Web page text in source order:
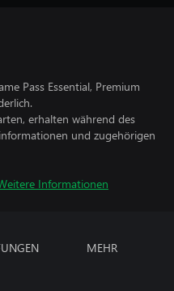
Pass Essential, Premium
erhalten während des
und zugehörigen
Informationen
MEHR